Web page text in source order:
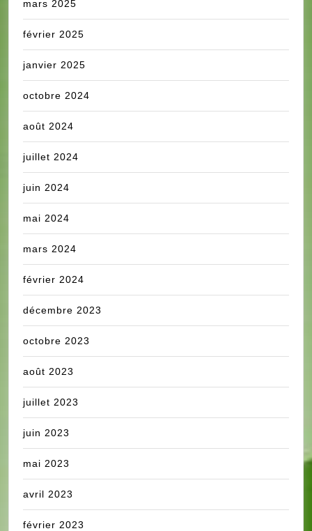
mars 2025
février 2025
janvier 2025
octobre 2024
août 2024
juillet 2024
juin 2024
mai 2024
mars 2024
février 2024
décembre 2023
octobre 2023
août 2023
juillet 2023
juin 2023
mai 2023
avril 2023
février 2023